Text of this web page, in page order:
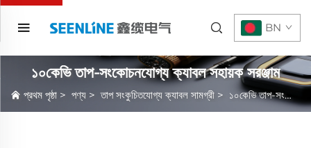
BN
১০কেভি তাপ-সংকোচনযোগ্য ক্যাবল সহায়ক সরঞ্জাম
প্রথম পৃষ্ঠা > পণ্য >তাপ সংকুচিতযোগ্য ক্যাবল সামগ্রী > ১০কেভি তাপ-সংকোচনযোগ্য ক্যাবল সহায়ক সরঞ্জাম